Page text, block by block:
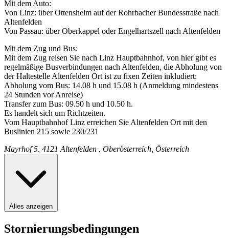
Mit dem Auto:
Von Linz: über Ottensheim auf der Rohrbacher Bundesstraße nach
Altenfelden
Von Passau: über Oberkappel oder Engelhartszell nach Altenfelden
Mit dem Zug und Bus:
Mit dem Zug reisen Sie nach Linz Hauptbahnhof, von hier gibt es
regelmäßige Busverbindungen nach Altenfelden, die Abholung von
der Haltestelle Altenfelden Ort ist zu fixen Zeiten inkludiert:
Abholung vom Bus: 14.08 h und 15.08 h (Anmeldung mindestens
24 Stunden vor Anreise)
Transfer zum Bus: 09.50 h und 10.50 h.
Es handelt sich um Richtzeiten.
Vom Hauptbahnhof Linz erreichen Sie Altenfelden Ort mit den
Buslinien 215 sowie 230/231
Mayrhof 5, 4121 Altenfelden , Oberösterreich, Österreich
Alles anzeigen
Stornierungsbedingungen